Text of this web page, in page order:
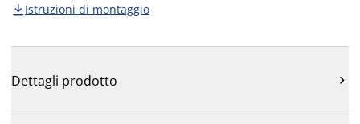
 Istruzioni di montaggio
Dettagli prodotto 